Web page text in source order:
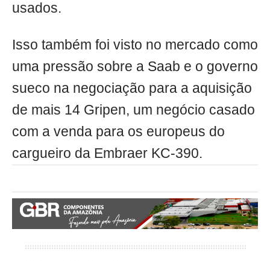
usados.
Isso também foi visto no mercado como
uma pressão sobre a Saab e o governo
sueco na negociação para a aquisição
de mais 14 Gripen, um negócio casado
com a venda para os europeus do
cargueiro da Embraer KC-390.